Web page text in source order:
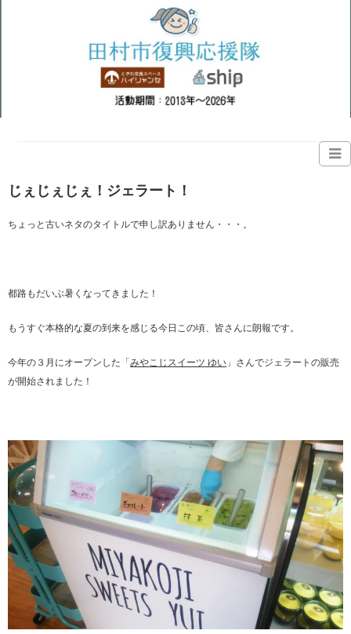
じぇじぇじぇ！ジェラート！
ちょっと古いネタのタイトルで申し訳ありません・・・。
都路もだいぶ暑くなってきました！
もうすぐ本格的な夏の到来を感じる今日この頃、皆さんに朗報です。
今年の３月にオープンした「みやこじスイーツ ゆい 」さんでジェラートの販売
が開始されました！